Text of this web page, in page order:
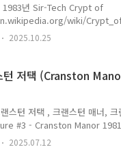
년 Sir-Tech Crypt of
wiki/
the free
of Medea is an
makes use of
메데이아의 지하 ..
2025.10.25
턴 저택 (Cranston
스턴 저택 , 크랜스턴 매너,
#3 - Cranston Manor
입니다.Hi-Res Adventure
#1 - Mystery House
2025.07.12